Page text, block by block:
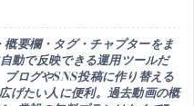
作
要欄・タグ・チャプターをま
動で反映できる運用ツールだ
ログやSNS投稿に作り替える
げたい人に便利。過去動画の概